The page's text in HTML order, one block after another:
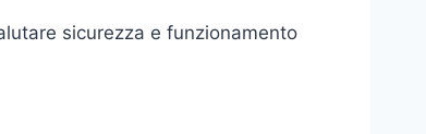
sicurezza e funzionamento